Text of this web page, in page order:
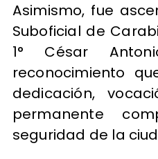
Asimismo, fue
Suboficial de
1° César
reconocimiento
dedicación,
permanente
seguridad de la